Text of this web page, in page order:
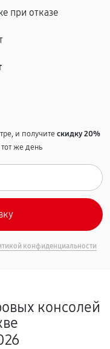
системы
при отказе
и получитескидку 20%
же день
конфиденциальности
консолей